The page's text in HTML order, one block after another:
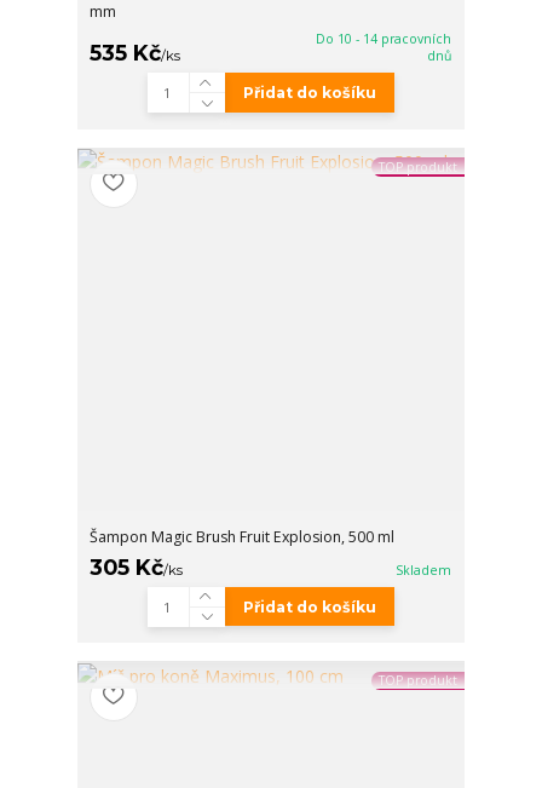
mm
535 Kč/ks
Do 10 - 14 pracovních
dnů
Přidat do košíku
TOP produkt
Šampon Magic Brush Fruit Explosion, 500 ml
305 Kč/ks Skladem
Přidat do košíku
TOP produkt